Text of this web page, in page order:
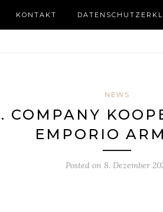
KONTAKT
NEWS
COMPANY
EMPORIO
Posted on 8. Dezember